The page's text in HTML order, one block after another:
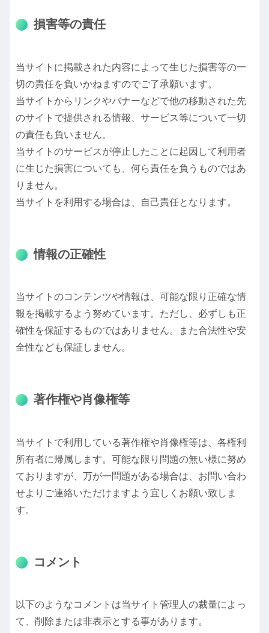
損害等の責任
当サイトに掲載された内容によって生じた損害等の一
切の責任を負いかねますのでご了承願います。
当サイトからリンクやバナーなどで他の移動された先
のサイトで提供される情報、サービス等について一切
の責任も負いません。
当サイトのサービスが停止したことに起因して利用者
に生じた損害についても、何ら責任を負うものではあ
りません。
当サイトを利用する場合は、自己責任となります。
情報の正確性
当サイトのコンテンツや情報は、可能な限り正確な情
報を掲載するよう努めています。ただし、必ずしも正
確性を保証するものではありません。また合法性や安
全性なども保証しません。
著作権や肖像権等
当サイトで利用している著作権や肖像権等は、各権利
所有者に帰属します。可能な限り問題の無い様に努め
ておりますが、万が一問題がある場合は、お問い合わ
せよりご連絡いただけますよう宜しくお願い致しま
す。
コメント
以下のようなコメントは当サイト管理人の裁量によっ
て、削除または非表示とする事があります。